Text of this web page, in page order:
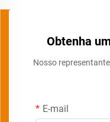
Obtenha
Nosso
E-mail